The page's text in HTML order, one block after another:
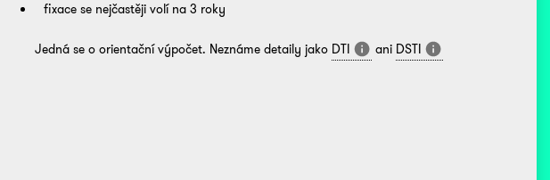
fixace se nejčastěji volí na 3 roky
Jedná se o orientační výpočet. Neznáme detaily jako DTI ani DSTI